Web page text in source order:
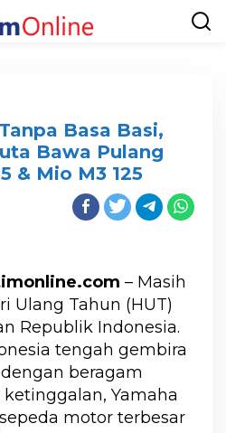
Basa Basi,
Bawa Pulang
& Mio M3 125
– Masih
Ulang Tahun (HUT)
Republik Indonesia.
tengah gembira
beragam
Yamaha
motor terbesar